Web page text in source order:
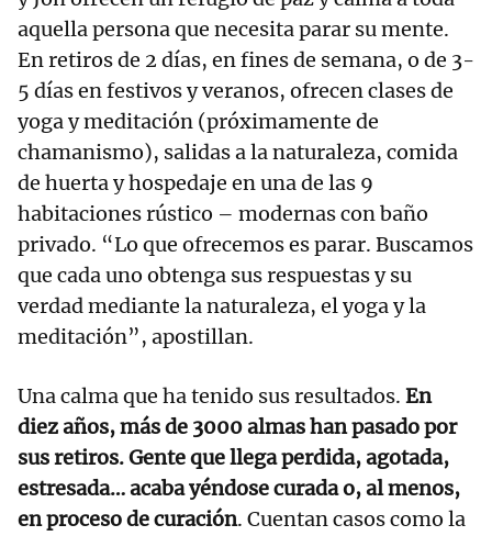
aquella persona que necesita parar su mente.
En retiros de 2 días, en fines de semana, o de 3-
5 días en festivos y veranos, ofrecen clases de
yoga y meditación (próximamente de
chamanismo), salidas a la naturaleza, comida
de huerta y hospedaje en una de las 9
habitaciones rústico – modernas con baño
privado. “Lo que ofrecemos es parar. Buscamos
que cada uno obtenga sus respuestas y su
verdad mediante la naturaleza, el yoga y la
meditación”, apostillan.
Una calma que ha tenido sus resultados. En
diez años, más de 3000 almas han pasado por
sus retiros. Gente que llega perdida, agotada,
estresada… acaba yéndose curada o, al menos,
en proceso de curación. Cuentan casos como la